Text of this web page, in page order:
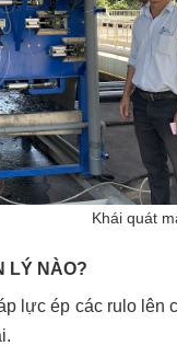
Khái quát
LÝ NÀO?
lực ép các rulo lên